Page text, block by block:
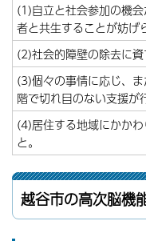
(1)自立と社会参加の機
者と共生することが妨げ
(2)社会的障壁の除去に資
(3)個々の事情に応じ、
階で切れ目のない支援が
(4)居住する地域にかか
と。
越谷市の高次脳機